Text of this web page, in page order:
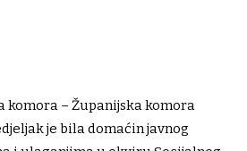
komora – Županijska komora
je bila domaćin javnog